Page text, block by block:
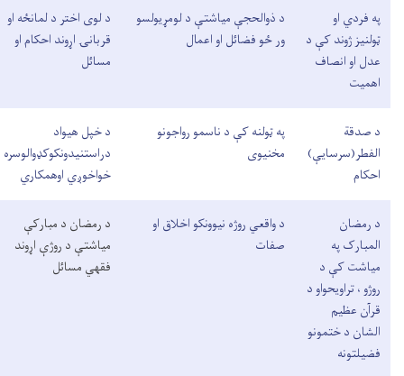
په فردي او
ټولنیز ژوند کې د
عدل او انصاف
اهمیت
د ذوالحجې میاشتې د لومړیولسو
ور ځو فضائل او اعمال
د لوی اختر د لمانځه او
قربانۍ اړوند احکام او
مسائل
د صدقة
الفطر(سرسايې)
احکام
په ټولنه کې د ناسمو رواجونو
مخنیوی
د خپل هیواد
دراستنیدونکوکډوالوسره
خواخوږي اوهمکاري
د رمضان
المبارک په
میاشت کې د
روژو ، تراویحواو د
قرآن عظیم
الشان د ختمونو
فضیلتونه
د واقعي روژه نیوونکو اخلاق او
صفات
د رمضان د مبارکې
میاشتې د روژې اړوند
فقهي مسائل